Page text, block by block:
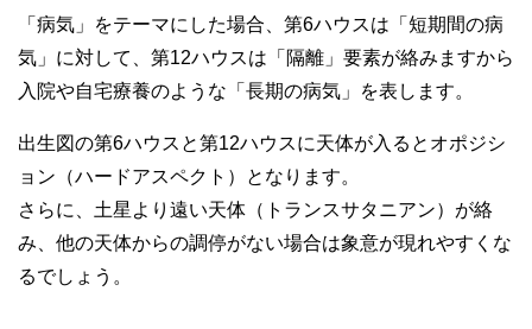
「病気」をテーマにした場合、第6ハウスは「短期間の病
気」に対して、第12ハウスは「隔離」要素が絡みますから
入院や自宅療養のような「長期の病気」を表します。
出生図の第6ハウスと第12ハウスに天体が入るとオポジシ
ョン（ハードアスペクト）となります。
さらに、土星より遠い天体（トランスサタニアン）が絡
み、他の天体からの調停がない場合は象意が現れやすくな
るでしょう。